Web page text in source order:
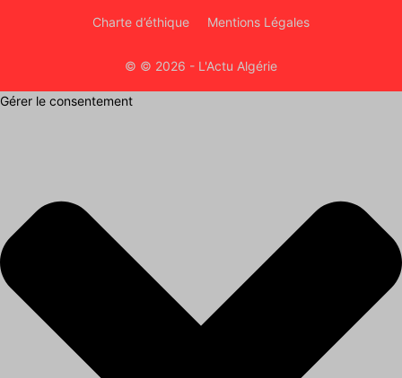
Charte d’éthique Mentions Légales
© © 2026 - L'Actu Algérie
Gérer le consentement